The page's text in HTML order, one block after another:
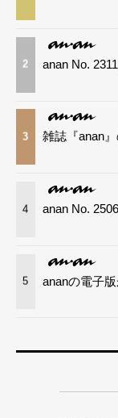
2 anan No.
3 雑誌『anan
4 anan No.
5 ananの電子